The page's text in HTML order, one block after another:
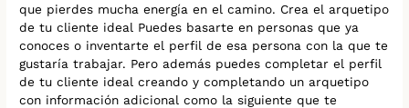
que pierdes mucha energía en el camino. Crea el arquetipo
de tu cliente ideal Puedes basarte en personas que ya
conoces o inventarte el perfil de esa persona con la que te
gustaría trabajar. Pero además puedes completar el perfil
de tu cliente ideal creando y completando un arquetipo
con información adicional como la siguiente que te